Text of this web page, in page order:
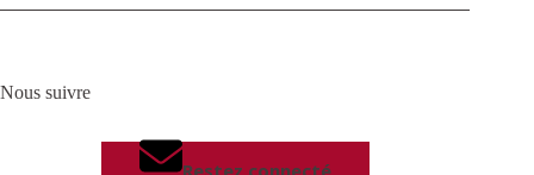
Nous suivre
Restez connecté